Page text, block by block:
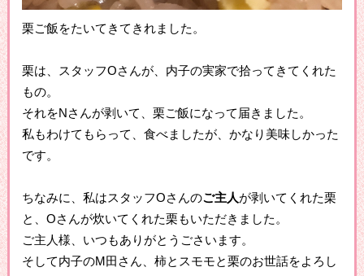
栗ご飯をたいてきてきれました。
栗は、スタッフOさんが、内子の実家で拾ってきてくれた
もの。
それをNさんが剥いて、栗ご飯になって届きました。
私もわけてもらって、食べましたが、かなり美味しかった
です。
ちなみに、私はスタッフOさんのご主人が剥いてくれた栗
と、Oさんが炊いてくれた栗もいただきました。
ご主人様、いつもありがとうごさいます。
そして内子のM田さん、柿とスモモと栗のお世話をよろし